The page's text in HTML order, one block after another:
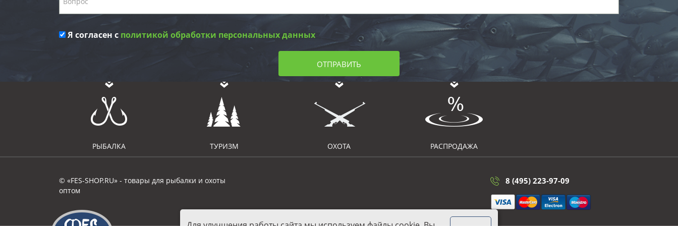
Я согласен с политикой обработки персональных данных
ОТПРАВИТЬ
РЫБАЛКА ТУРИЗМ ОХОТА РАСПРОДАЖА
© «FES-SHOP.RU» - товары для рыбалки и охоты
оптом
8 (495) 223-97-09